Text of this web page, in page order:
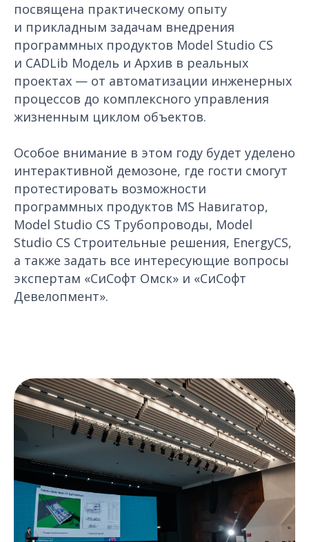
посвящена практическому опыту
и прикладным задачам внедрения
программных продуктов Model Studio CS
и CADLib Модель и Архив в реальных
проектах — от автоматизации инженерных
процессов до комплексного управления
жизненным циклом объектов.
Особое внимание в этом году будет уделено
интерактивной демозоне, где гости смогут
протестировать возможности
программных продуктов MS Навигатор,
Model Studio CS Трубопроводы, Model
Studio CS Строительные решения, EnergyCS,
а также задать все интересующие вопросы
экспертам «СиСофт Омск» и «СиСофт
Девелопмент».